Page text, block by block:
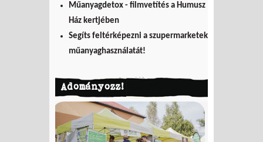
Műanyagdetox - filmvetítés a Humusz
Ház kertjében
Segíts feltérképezni a szupermarketek
műanyaghasználatát!
Adományozz!